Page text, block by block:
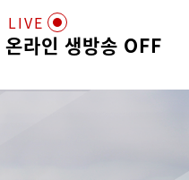
온라인 생방송 OFF
LIVE